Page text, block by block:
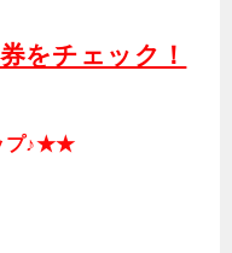
をチェック！
プ♪★★